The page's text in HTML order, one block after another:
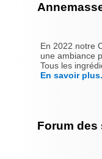
En 2022 notre
une ambiance
Tous les
En savoir
Forum des